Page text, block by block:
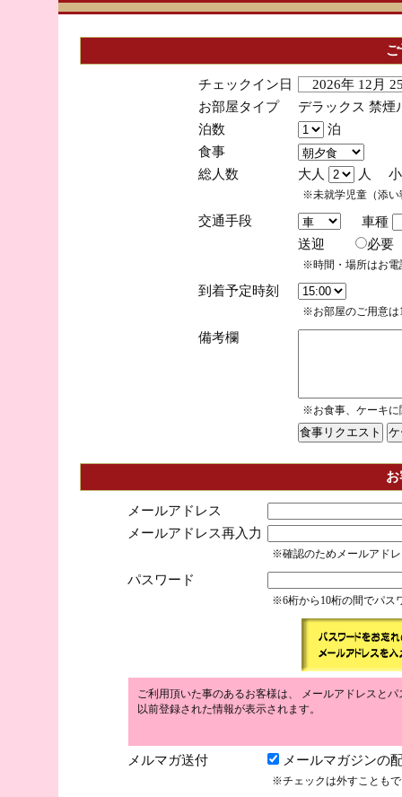
チェックイン日
2026年 12月
お部屋タイプ
デラックス 禁煙
泊数
泊
食事
総人数
大人 人 小
※未就学児童（添い
交通手段
車種
送迎
必
※時間・場所はお電
到着予定時刻
※お部屋のご用意は
備考欄
※お食事、ケーキに
メールアドレス
メールアドレス再入力
※確認のためメールアド
パスワード
※6桁から10桁の間でパス
ご利用頂いた事のあるお客様は、 メールアドレスと
以前登録された情報が表示されます。
メルマガ送付 メールマガジンの
※チェックは外すことも